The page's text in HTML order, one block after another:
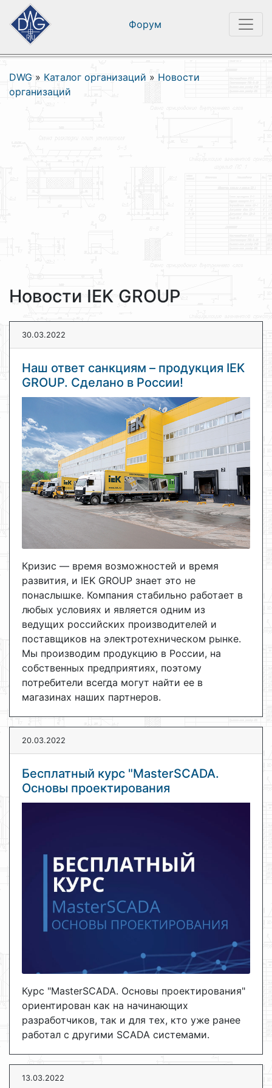
Форум
DWG » Каталог организаций » Новости
организаций
Новости IEK GROUP
30.03.2022
Наш ответ санкциям – продукция IEK
GROUP. Сделано в России!
Кризис — время возможностей и время
развития, и IEK GROUP знает это не
понаслышке. Компания стабильно работает в
любых условиях и является одним из
ведущих российских производителей и
поставщиков на электротехническом рынке.
Мы производим продукцию в России, на
собственных предприятиях, поэтому
потребители всегда могут найти ее в
магазинах наших партнеров.
20.03.2022
Бесплатный курс "MasterSCADA.
Основы проектирования
Курс "MasterSCADA. Основы проектирования"
ориентирован как на начинающих
разработчиков, так и для тех, кто уже ранее
работал с другими SCADA системами.
13.03.2022